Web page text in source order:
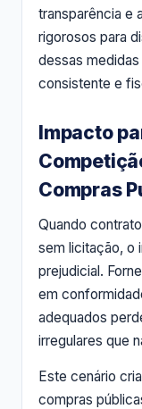
transparência e
rigorosos para
dessas
consistente e
Impacto
Compras
Quando
sem licitação, o
prejudicial.
em
adequados
irregulares que
Este cenário
compras